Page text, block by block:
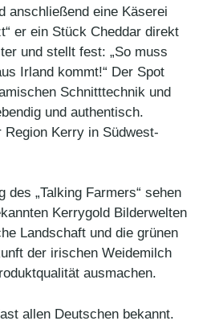
anschließend eine Käserei
er ein Stück Cheddar direkt
und stellt fest: „So muss
Irland kommt!“ Der Spot
Schnitttechnik und
und authentisch.
Region Kerry in Südwest-
des „Talking Farmers“ sehen
Kerrygold Bilderwelten
Landschaft und die grünen
der irischen Weidemilch
ausmachen.
allen Deutschen bekannt.